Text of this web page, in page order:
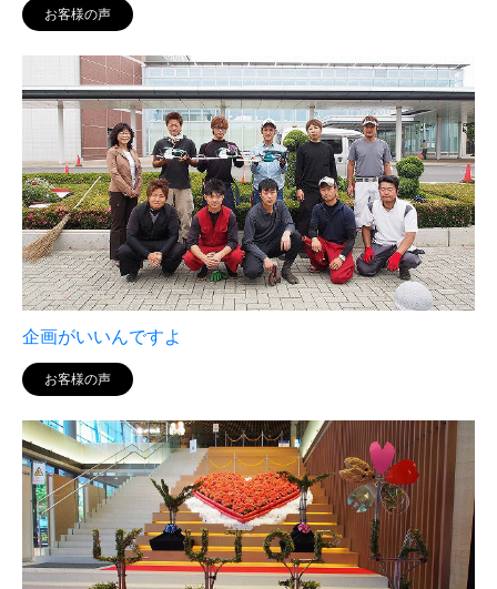
お客様の声
企画がいいんですよ
お客様の声